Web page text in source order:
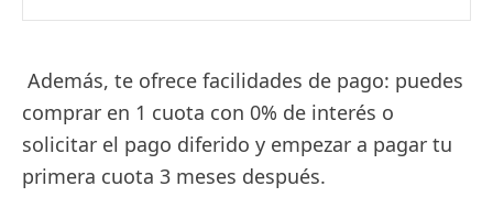
Además, te ofrece facilidades de pago: puedes
comprar en 1 cuota con 0% de interés o
solicitar el pago diferido y empezar a pagar tu
primera cuota 3 meses después.